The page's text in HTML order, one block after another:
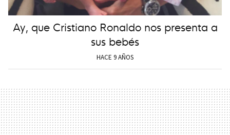
Ay, que Cristiano Ronaldo nos presenta a
sus bebés
HACE 9 AÑOS